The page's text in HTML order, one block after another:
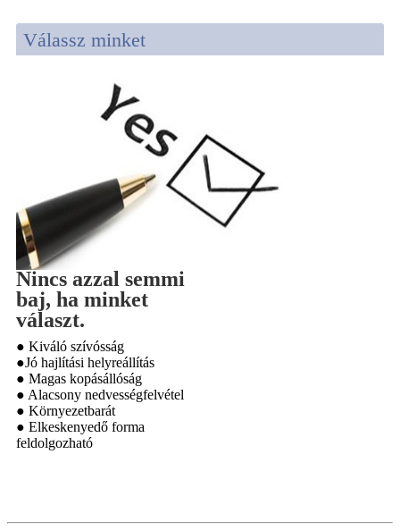
Válassz minket
Nincs azzal semmi
baj, ha minket
választ.
● Kiváló szívósság
●Jó hajlítási helyreállítás
● Magas kopásállóság
● Alacsony nedvességfelvétel
● Környezetbarát
● Elkeskenyedő forma
feldolgozható